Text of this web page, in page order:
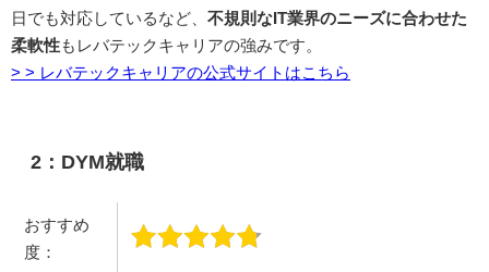
日でも対応しているなど、 不規則なIT業界のニーズに合わせた
柔軟性 もレバテックキャリアの強みです。
> > レバテックキャリアの公式サイトはこちら
2：DYM就職
おすすめ
度：